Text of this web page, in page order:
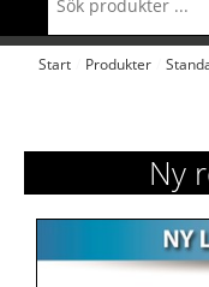
Start Produkter
Ny